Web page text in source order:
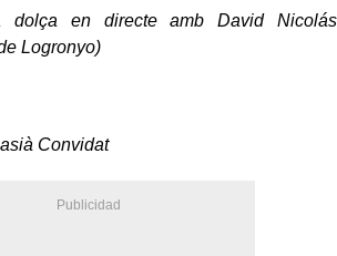
dolça en directe amb David Nicolás
Logronyo)
Convidat